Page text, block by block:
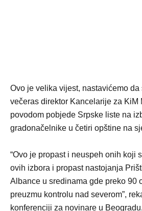
Ovo je velika vijest, nastavićemo
večeras direktor Kancelarije za KiM
povodom pobjede Srpske liste na
gradonačelnike u četiri opštine na
“Ovo je propast i neuspeh onih koji
ovih izbora i propast nastojanja
Albance u sredinama gde preko 90
preuzmu kontrolu nad severom”,
konferenciji za novinare u Beogradu.